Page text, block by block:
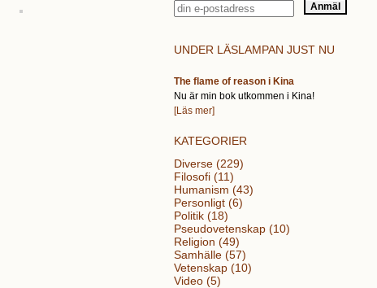
UNDER LÄSLAMPAN JUST NU
The flame of reason i Kina
Nu är min bok utkommen i Kina!
[Läs mer]
KATEGORIER
Diverse (229)
Filosofi (11)
Humanism (43)
Personligt (6)
Politik (18)
Pseudovetenskap (10)
Religion (49)
Samhälle (57)
Vetenskap (10)
Video (5)